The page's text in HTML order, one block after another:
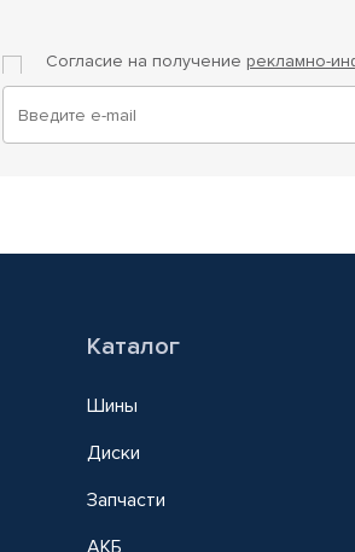
Согласие на получение рекламно-
Каталог
Шины
Диски
Запчасти
АКБ